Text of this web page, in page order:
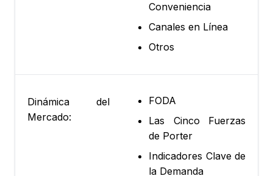
Conveniencia
Canales en Línea
Otros
Dinámica del
Mercado:
FODA
Las Cinco Fuerzas
de Porter
Indicadores Clave de
la Demanda